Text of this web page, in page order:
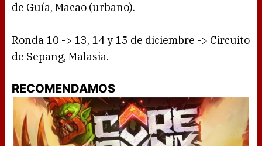
de Guía, Macao (urbano).
Ronda 10 -> 13, 14 y 15 de diciembre -> Circuito
de Sepang, Malasia.
RECOMENDAMOS